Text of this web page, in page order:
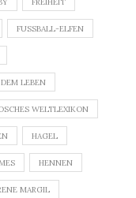
FUSSBALL-ELFEN
LEBEN
WELTLEXIKON
HAGEL
HENNEN
MARGIL